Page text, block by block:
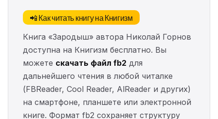
📲 Как читать книгу на Книгизм
Книга «Зародыш» автора Николай Горнов
доступна на Книгизм бесплатно. Вы
можете скачать файл fb2 для
дальнейшего чтения в любой читалке
(FBReader, Cool Reader, AlReader и других)
на смартфоне, планшете или электронной
книге. Формат fb2 сохраняет структуру